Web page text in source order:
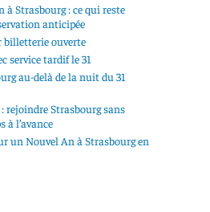
à Strasbourg : ce qui reste
anticipée
billetterie ouverte
service tardif le 31
au-delà de la nuit du 31
rejoindre Strasbourg sans
à l’avance
un Nouvel An à Strasbourg en